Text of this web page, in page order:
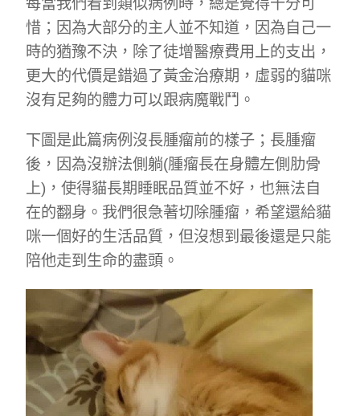
每當我們看到類似病例時，總是覺得十分可
惜；因為大部分的主人並不知道，因為自己一
時的猶豫不決，除了徒增醫療費用上的支出，
更大的代價是錯過了黃金治療期，虛弱的貓咪
沒有足夠的體力可以跟病魔戰鬥。
下圖是此篇病例沒長腫瘤前的樣子；長腫瘤
後，因為沒辦法側躺(腫瘤長在身體左側肋骨
上)，使得貓長期睡眠品質並不好，也無法自
在的翻身。我們很急著切除腫瘤，希望還給貓
咪一個好的生活品質，但沒想到最後還是只能
陪他走到生命的盡頭。